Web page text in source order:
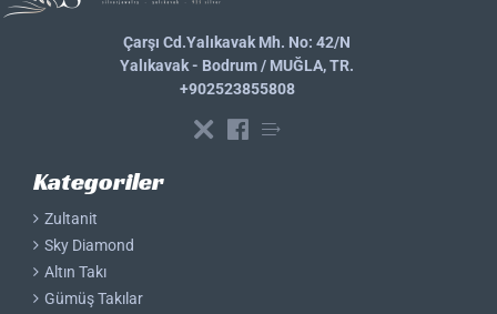
Çarşı Cd.Yalıkavak Mh. No: 42/N
Yalıkavak - Bodrum / MUĞLA, TR.
+902523855808
Kategoriler
Zultanit
Sky Diamond
Altın Takı
Gümüş Takılar